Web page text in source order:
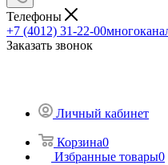
Телефоны
+7 (4012) 31-22-00
Заказать звонок
Личный кабинет
Корзина0
Избранные товары0